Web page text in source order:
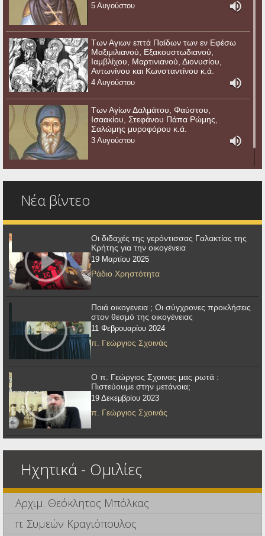
5 Αυγούστου
Των Αγιων επτά Παίδων των εν Εφέσω
Μαξιμιλιανού, Εξακουστωδιανού,
Ιαμβλίχου, Μαρτινιανού, Διονυσίου,
Αντωνίνου και Κωνσταντίνου κ.ά.
4 Αυγούστου
Των Αγίων Δαλμάτου, Φαύστου,
Ισαακίου, Στεφάνου Πάπα Ρώμης,
Σαλώμης μυροφόρου κ.ά.
3 Αυγούστου
Νέα βίντεο
Οι διδαχές της γερόντισσας Γαλακτίας της
Κρήτης για την οικογένεια
19 Μαρτίου 2025
Ράδιο Χρηστότητα
Ποιά οικογενεια ; Οι σύγχρονες προκλήσεις
στον θεσμό της οικογένειας
11 Φεβρουαρίου 2024
π. Γεώργιος Σχοινάς
Ο π. Γεώργιος Σχοινας μας ρωτά :
Πιστεύουμε στην μετάνοια;
19 Δεκεμβρίου 2023
π. Γεώργιος Σχοινάς
Ηχητικά - Ομιλίες
Αρχιμ. Θεόκλητος Μπόλκας
π. Συμεών Κραγιόπουλος